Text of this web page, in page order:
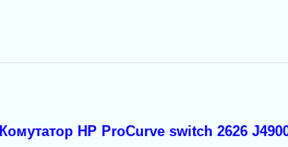
Комутатор HP ProСurve switch 2626